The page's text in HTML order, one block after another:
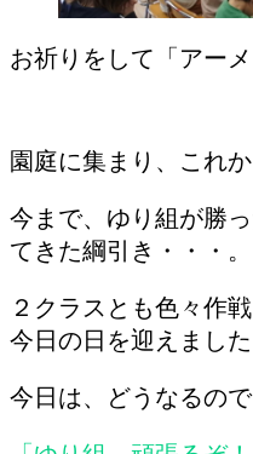
お祈りをして「アーメ
園庭に集まり、これ
今まで、ゆり組が勝
てきた綱引き・・・。
２クラスとも色々作
今日の日を迎えました
今日は、どうなるので